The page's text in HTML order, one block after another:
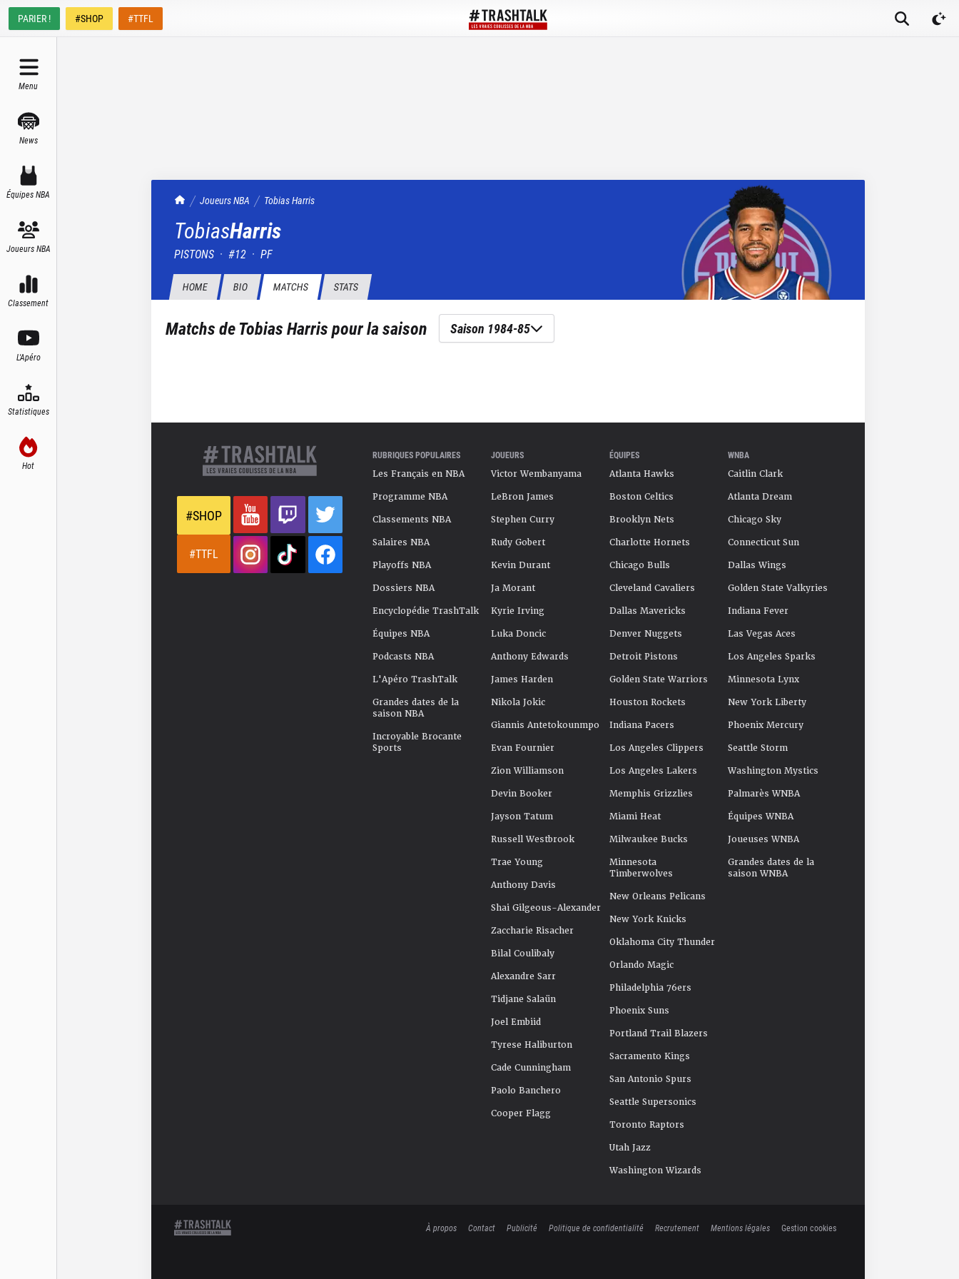
PARIER ! #SHOP #TTFL
Menu
News
Équipes NBA
Joueurs NBA
Classement
L'Apéro
Statistiques
Hot
TrashTalk Actu NBA
Joueurs NBA TobiasHarris
TobiasHarris
PISTONS · #12 · PF
HOME BIO MATCHS STATS
Matchs deTobias Harrispour la saison Saison 1984-85
#SHOP
#TTFL
RUBRIQUES POPULAIRES
Les Français en NBA
Programme NBA
Classements NBA
Salaires NBA
Playoffs NBA
Dossiers NBA
Encyclopédie TrashTalk
Équipes NBA
Podcasts NBA
L'Apéro TrashTalk
Grandes dates de la
saison NBA
Incroyable Brocante
Sports
JOUEURS
Victor Wembanyama
LeBron James
Stephen Curry
Rudy Gobert
Kevin Durant
Ja Morant
Kyrie Irving
Luka Doncic
Anthony Edwards
James Harden
Nikola Jokic
Giannis Antetokounmpo
Evan Fournier
Zion Williamson
Devin Booker
Jayson Tatum
Russell Westbrook
Trae Young
Anthony Davis
Shai Gilgeous-Alexander
Zaccharie Risacher
Bilal Coulibaly
Alexandre Sarr
Tidjane Salaün
Joel Embiid
Tyrese Haliburton
Cade Cunningham
Paolo Banchero
Cooper Flagg
ÉQUIPES
Atlanta Hawks
Boston Celtics
Brooklyn Nets
Charlotte Hornets
Chicago Bulls
Cleveland Cavaliers
Dallas Mavericks
Denver Nuggets
Detroit Pistons
Golden State Warriors
Houston Rockets
Indiana Pacers
Los Angeles Clippers
Los Angeles Lakers
Memphis Grizzlies
Miami Heat
Milwaukee Bucks
Minnesota
Timberwolves
New Orleans Pelicans
New York Knicks
Oklahoma City Thunder
Orlando Magic
Philadelphia 76ers
Phoenix Suns
Portland Trail Blazers
Sacramento Kings
San Antonio Spurs
Seattle Supersonics
Toronto Raptors
Utah Jazz
Washington Wizards
WNBA
Caitlin Clark
Atlanta Dream
Chicago Sky
Connecticut Sun
Dallas Wings
Golden State Valkyries
Indiana Fever
Las Vegas Aces
Los Angeles Sparks
Minnesota Lynx
New York Liberty
Phoenix Mercury
Seattle Storm
Washington Mystics
Palmarès WNBA
Équipes WNBA
Joueuses WNBA
Grandes dates de la
saison WNBA
À propos Contact Publicité Politique de confidentialité Recrutement Mentions légales Gestion cookies